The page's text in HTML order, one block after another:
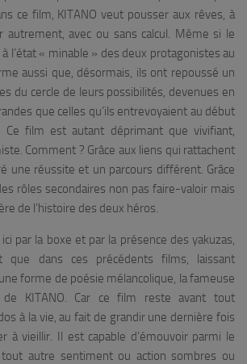
ce film, KITANO veut pousser aux rêves, à
autrement, avec ou sans calcul. Même si le
l’état « minable » des deux protagonistes au
aussi que, désormais, ils ont repoussé un
du cercle de leurs possibilités, devenues en
que celles qu’ils entrevoyaient au début
Ce film est autant déprimant que vivifiant,
Comment ? Grâce aux liens qui rattachent
une réussite et un parcours différent. Grâce
rôles secondaires non pas faire-valoir mais
de l’histoire des deux héros.
par la boxe et par la présence des yakuzas,
dans ces précédents films, laissant
une forme de poésie mélancolique, la fameuse
de KITANO. Car ce film reste avant tout
à la vie, au fait de grandir une dernière fois
à vieillir. Il est capable d’émouvoir parmi le
autre sentiment ou action sombres ou